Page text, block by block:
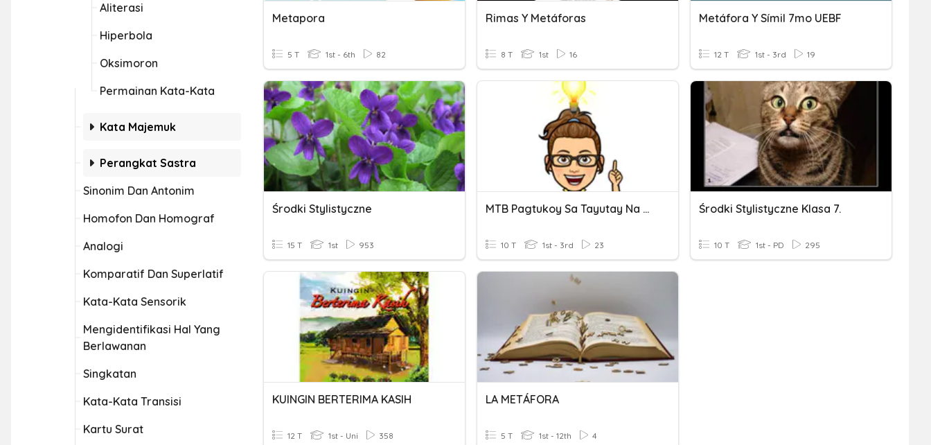
Aliterasi
Hiperbola
Oksimoron
Permainan Kata-Kata
Kata Majemuk
Perangkat Sastra
Sinonim Dan Antonim
Homofon Dan Homograf
Analogi
Komparatif Dan Superlatif
Kata-Kata Sensorik
Mengidentifikasi Hal Yang
Berlawanan
Singkatan
Kata-Kata Transisi
Kartu Surat
Metapora
5 T 1st - 6th 82
Rimas Y Metáforas
8 T 1st 16
Metáfora Y Símil 7mo UEBF
12 T 1st - 3rd 19
Środki Stylistyczne
15 T 1st 953
MTB Pagtukoy Sa Tayutay Na Metapora
10 T 1st - 3rd 23
Środki Stylistyczne Klasa 7.
10 T 1st - PD 295
KUINGIN BERTERIMA KASIH
12 T 1st - Uni 358
LA METÁFORA
5 T 1st - 12th 4